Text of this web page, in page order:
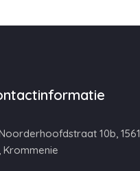
10b, 1561
Krommenie